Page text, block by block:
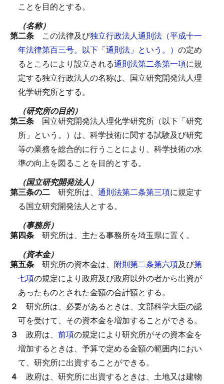
ことを目的とする。
（名称）
第二条 この法律及び独立行政法人通則法（平成十一
年法律第百三号。以下「通則法」という。） の定め
るところにより設立される通則法第二条第一項に規
定する独立行政法人の名称は、国立研究開発法人理
化学研究所とする。
（研究所の目的）
第三条 国立研究開発法人理化学研究所（以下「研究
所」という。）は、科学技術に関する試験及び研究
等の業務を総合的に行うことにより、科学技術の水
準の向上を図ることを目的とする。
（国立研究開発法人）
第三条の二 研究所は、 通則法第二条第三項に規定す
る国立研究開発法人とする。
（事務所）
第四条 研究所は、主たる事務所を埼玉県に置く。
（資本金）
第五条 研究所の資本金は、 附則第二条第六項及び第
七項の規定により政府及び政府以外の者から出資が
あったものとされた金額の合計額とする。
２ 研究所は、必要があるときは、文部科学大臣の認
可を受けて、その資本金を増加することができる。
３ 政府は、 前項の規定により研究所がその資本金を
増加するときは、予算で定める金額の範囲内におい
て、研究所に出資することができる。
４ 政府は、研究所に出資するときは、土地又は建物